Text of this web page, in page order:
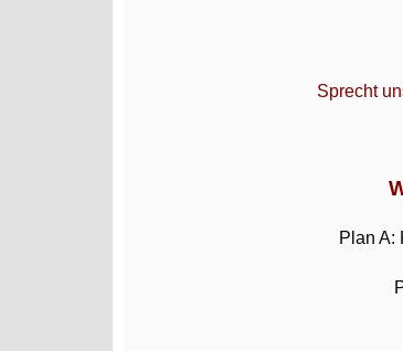
Sprecht
Plan A: